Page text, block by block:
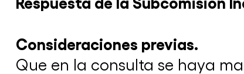
Consideraciones previas.
Que en la consulta se haya